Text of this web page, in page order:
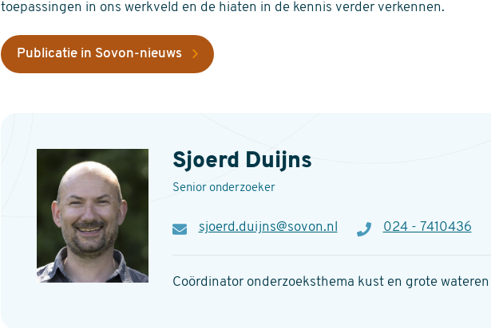
toepassingen in ons werkveld en de hiaten in de kennis verder verkennen.
Publicatie in Sovon-nieuws
Sjoerd Duijns
Senior onderzoeker
E-
sjoerd.duijns@sovon.nl Telefoon024 - 7410436
Coördinator onderzoeksthema kust en grote wateren